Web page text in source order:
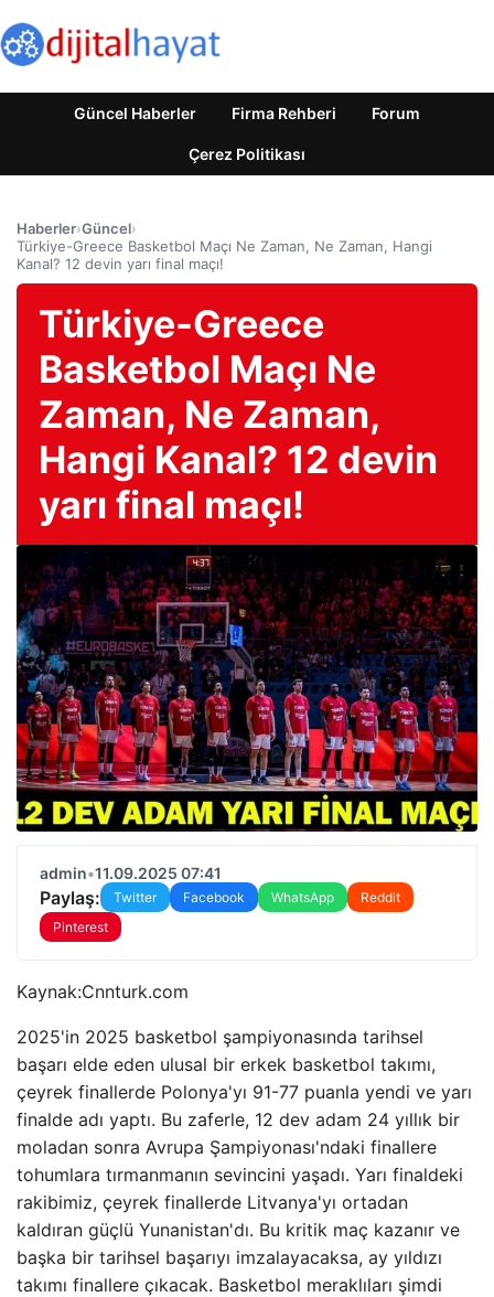
Güncel Haberler Firma Rehberi Forum
Çerez Politikası
Haberler›Güncel›
Türkiye-Greece Basketbol Maçı Ne Zaman, Ne Zaman, Hangi
Kanal? 12 devin yarı final maçı!
Türkiye-Greece
Basketbol Maçı Ne
Zaman, Ne Zaman,
Hangi Kanal? 12 devin
yarı final maçı!
admin•11.09.2025 07:41
Paylaş: Twitter Facebook WhatsApp
Reddit
Pinterest
Kaynak:Cnnturk.com
2025'in 2025 basketbol şampiyonasında tarihsel
başarı elde eden ulusal bir erkek basketbol takımı,
çeyrek finallerde Polonya'yı 91-77 puanla yendi ve yarı
finalde adı yaptı. Bu zaferle, 12 dev adam 24 yıllık bir
moladan sonra Avrupa Şampiyonası'ndaki finallere
tohumlara tırmanmanın sevincini yaşadı. Yarı finaldeki
rakibimiz, çeyrek finallerde Litvanya'yı ortadan
kaldıran güçlü Yunanistan'dı. Bu kritik maç kazanır ve
başka bir tarihsel başarıyı imzalayacaksa, ay yıldızı
takımı finallere çıkacak. Basketbol meraklıları şimdi